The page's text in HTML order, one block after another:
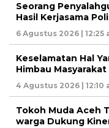
Seorang
Hasil Kerjasama
6 Agustus 2026 | 12:25
Keselamatan Hal
Himbau
4 Agustus 2026 | 12:10
Tokoh Muda Aceh
warga Dukung